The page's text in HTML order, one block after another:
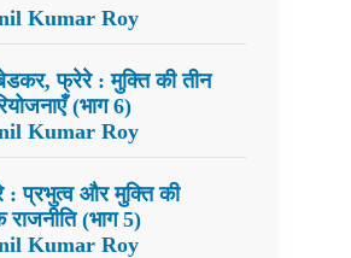
Kumar Roy
फ्रेरे : मुक्ति की तीन
(भाग 6)
Kumar Roy
: प्रभुत्व और मुक्ति की
(भाग 5)
Kumar Roy